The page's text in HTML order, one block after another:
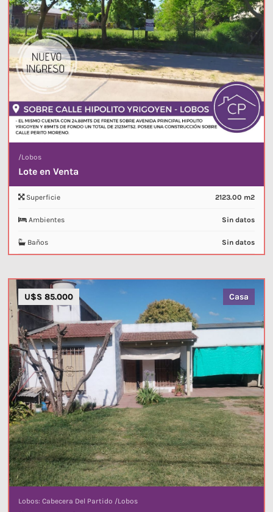
/Lobos
Lote en Venta
Superficie 2123.00 m2
Ambientes Sin datos
Baños Sin datos
Lobos: Cabecera Del Partido /Lobos
U$S 85.000 Casa